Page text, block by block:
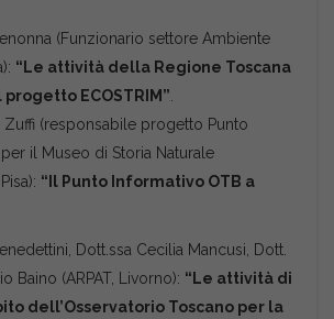
(Funzionario settore Ambiente
“Le attività della Regione Toscana
ECOSTRIM”
Zuffi (responsabile progetto Punto
il Museo di Storia Naturale
“Il Punto Informativo OTB a
Dott.ssa Cecilia Mancusi, Dott.
Baino (ARPAT, Livorno): “Le attività di
dell’Osservatorio Toscano per la